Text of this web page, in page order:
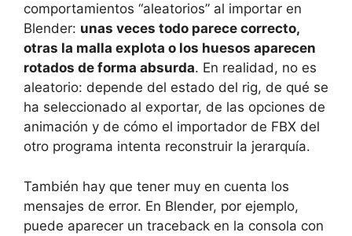
comportamientos “aleatorios” al importar en
Blender: unas veces todo parece correcto,
otras la malla explota o los huesos aparecen
rotados de forma absurda. En realidad, no es
aleatorio: depende del estado del rig, de qué se
ha seleccionado al exportar, de las opciones de
animación y de cómo el importador de FBX del
otro programa intenta reconstruir la jerarquía.
También hay que tener muy en cuenta los
mensajes de error. En Blender, por ejemplo,
puede aparecer un traceback en la consola con